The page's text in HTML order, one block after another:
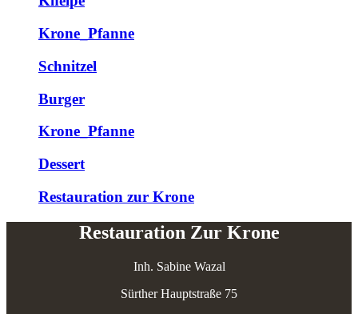
Krone_Pfanne
Schnitzel
Burger
Krone_Pfanne
Dessert
Restauration zur Krone
Restauration Zur Krone
Inh. Sabine Wazal
Sürther Hauptstraße 75